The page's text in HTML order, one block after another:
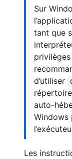
Sur
tant que
privilèges
d’utiliser
auto-
Windows
Les